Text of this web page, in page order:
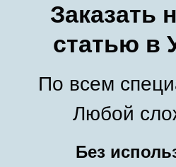
Заказать
статью в
По всем
Любой
Без